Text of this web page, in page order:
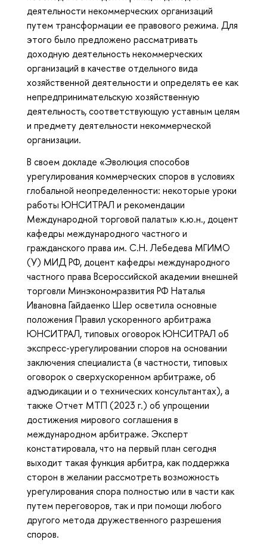
деятельности некоммерческих организаций
путем трансформации ее правового режима. Для
этого было предложено рассматривать
доходную деятельность некоммерческих
организаций в качестве отдельного вида
хозяйственной деятельности и определять ее как
непредпринимательскую хозяйственную
деятельность, соответствующую уставным целям
и предмету деятельности некоммерческой
организации.
В своем докладе «Эволюция способов
урегулирования коммерческих споров в условиях
глобальной неопределенности: некоторые уроки
работы ЮНСИТРАЛ и рекомендации
Международной торговой палаты» к.ю.н., доцент
кафедры международного частного и
гражданского права им. С.Н. Лебедева МГИМО
(У) МИД РФ, доцент кафедры международного
частного права Всероссийской академии внешней
торговли Минэкономразвития РФ Наталья
Ивановна Гайдаенко Шер осветила основные
положения Правил ускоренного арбитража
ЮНСИТРАЛ, типовых оговорок ЮНСИТРАЛ об
экспресс-урегулировании споров на основании
заключения специалиста (в частности, типовых
оговорок о сверхускоренном арбитраже, об
адъюдикации и о технических консультантах), а
также Отчет МТП (2023 г.) об упрощении
достижения мирового соглашения в
международном арбитраже. Эксперт
констатировала, что на первый план сегодня
выходит такая функция арбитра, как поддержка
сторон в желании рассмотреть возможность
урегулирования спора полностью или в части как
путем переговоров, так и при помощи любого
другого метода дружественного разрешения
споров.